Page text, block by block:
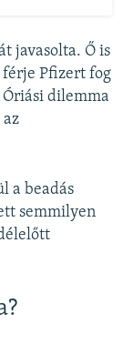
javasolta. Ő is
Pfizert fog
dilemma
a beadás
semmilyen